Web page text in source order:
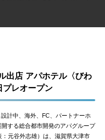
出店 アパホテル〈びわ
プレオープン
計中、海外、FC、パートナーホ
する総合都市開発のアパグループ
元谷外志雄）は、滋賀県大津市